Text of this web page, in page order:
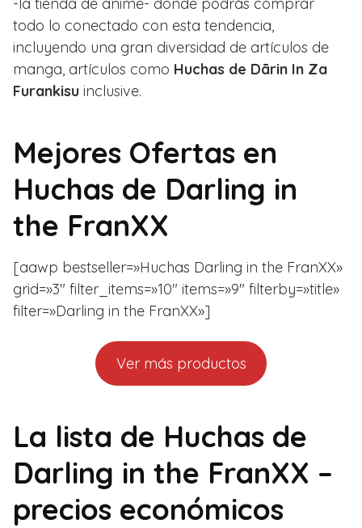
todo lo conectado con esta tendencia,
incluyendo una gran diversidad de artículos de
manga, artículos como Huchas de Dārin In Za
Furankisu inclusive.
Mejores Ofertas en
Huchas de Darling in
the FranXX
[aawp bestseller=»Huchas Darling in the FranXX»
grid=»3″ filter_items=»10″ items=»9″ filterby=»title»
filter=»Darling in the FranXX»]
Ver más productos
La lista de Huchas de
Darling in the FranXX –
precios económicos